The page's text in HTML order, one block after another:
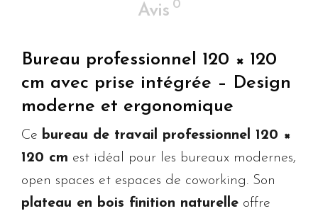
Avis 0
Bureau professionnel 120 × 120
cm avec prise intégrée – Design
moderne et ergonomique
Ce bureau de travail professionnel 120 ×
120 cm est idéal pour les bureaux modernes,
open spaces et espaces de coworking. Son
plateau en bois finition naturelle offre